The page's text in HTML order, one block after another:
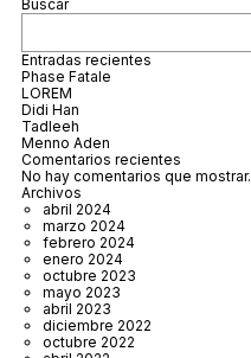
Buscar
Entradas recientes
Phase Fatale
LOREM
Didi Han
Tadleeh
Menno Aden
Comentarios recientes
No hay comentarios que mostrar.
Archivos
abril 2024
marzo 2024
febrero 2024
enero 2024
octubre 2023
mayo 2023
abril 2023
diciembre 2022
octubre 2022